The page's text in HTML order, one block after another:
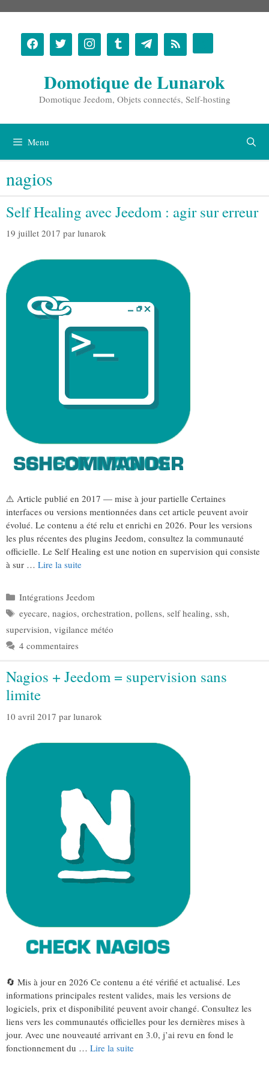
contenu
Domotique de Lunarok
Domotique Jeedom, Objets connectés, Self-hosting
Menu
nagios
Self Healing avec Jeedom : agir sur erreur
19 juillet 2017 par lunarok
⚠️ Article publié en 2017 — mise à jour partielle Certaines
interfaces ou versions mentionnées dans cet article peuvent avoir
évolué. Le contenu a été relu et enrichi en 2026. Pour les versions
les plus récentes des plugins Jeedom, consultez la communauté
officielle. Le Self Healing est une notion en supervision qui consiste
à sur … Lire la suite
Catégories
Intégrations Jeedom
Étiquettes
eyecare, nagios, orchestration, pollens, self healing, ssh,
supervision, vigilance météo
4 commentaires
Nagios + Jeedom = supervision sans
limite
10 avril 2017 par lunarok
🔄 Mis à jour en 2026 Ce contenu a été vérifié et actualisé. Les
informations principales restent valides, mais les versions de
logiciels, prix et disponibilité peuvent avoir changé. Consultez les
liens vers les communautés officielles pour les dernières mises à
jour. Avec une nouveauté arrivant en 3.0, j’ai revu en fond le
fonctionnement du … Lire la suite